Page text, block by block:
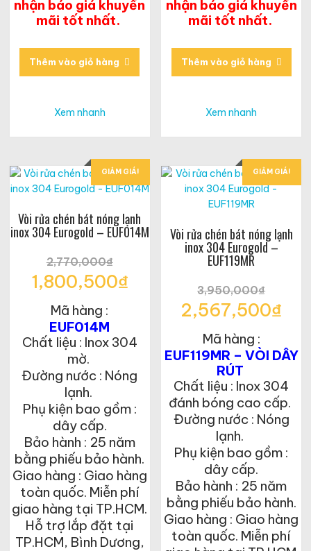
nhận báo giá khuyến
mãi tốt nhất.
Thêm vào giỏ hàng
Xem nhanh
nhận báo giá khuyến
mãi tốt nhất.
Thêm vào giỏ hàng
Xem nhanh
GIẢM GIÁ!
Vòi rửa chén bát nóng lạnh
inox 304 Eurogold – EUF014M
2,770,000₫
Giá
gốc
là:
2,770,000₫.
1,800,500₫
hiện
tại
là:
1,800,500₫.
Mã hàng :
EUF014M
Chất liệu : Inox 304
mờ.
Đường nước : Nóng
lạnh.
Phụ kiện bao gồm :
dây cấp.
Bảo hành : 25 năm
bằng phiếu bảo hành.
Giao hàng : Giao hàng
toàn quốc. Miễn phí
giao hàng tại TP.HCM.
Hỗ trợ lắp đặt tại
TP.HCM, Bình Dương,
GIẢM GIÁ!
Vòi rửa chén bát nóng lạnh
inox 304 Eurogold –
EUF119MR
3,950,000₫
Giá
gốc
là:
3,950,000₫.
2,567,500₫
hiện
tại
là:
2,567,500₫.
Mã hàng :
EUF119MR – VÒI DÂY
RÚT
Chất liệu : Inox 304
đánh bóng cao cấp.
Đường nước : Nóng
lạnh.
Phụ kiện bao gồm :
dây cấp.
Bảo hành : 25 năm
bằng phiếu bảo hành.
Giao hàng : Giao hàng
toàn quốc. Miễn phí